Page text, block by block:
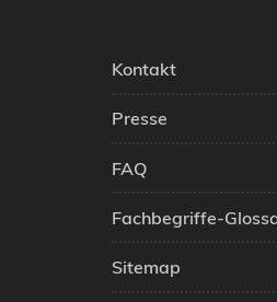
Kontakt
Presse
FAQ
Fachbegriffe-
Sitemap